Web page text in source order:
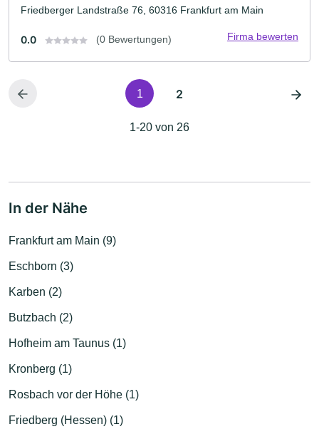
Friedberger Landstraße 76, 60316 Frankfurt am Main
0.0 (0 Bewertungen) Firma bewerten
1 2
1-20 von 26
In der Nähe
Frankfurt am Main (9)
Eschborn (3)
Karben (2)
Butzbach (2)
Hofheim am Taunus (1)
Kronberg (1)
Rosbach vor der Höhe (1)
Friedberg (Hessen) (1)